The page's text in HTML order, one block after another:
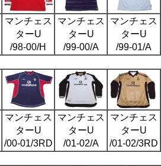
マンチェス
ターU
/98-00/H
マンチェス
ターU
/99-00/A
マンチェス
ターU
/99-01/A
マンチェス
ターU
/00-01/3RD
マンチェス
ターU
/01-02/A
マンチェス
ターU
/01-02/3RD